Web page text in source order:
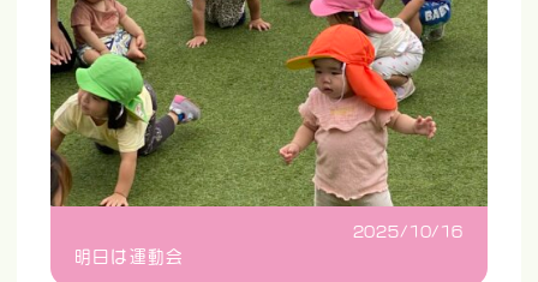
2025/10/16
明日は運動会